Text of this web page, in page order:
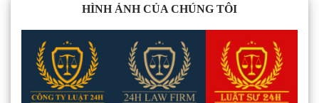
HÌNH ẢNH CỦA CHÚNG TÔI